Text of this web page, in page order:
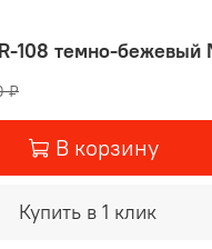
R-108 темно-
₽
В корзину
Купить в 1 клик